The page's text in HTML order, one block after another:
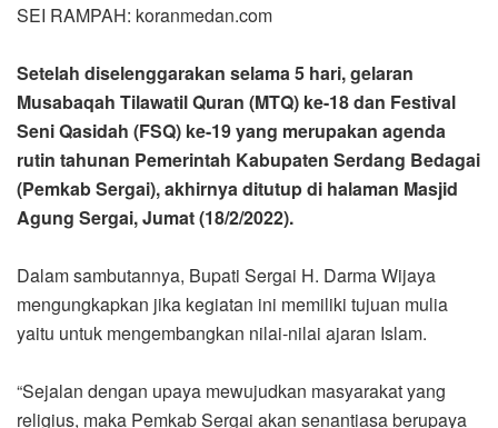
SEI RAMPAH: koranmedan.com
Setelah diselenggarakan selama 5 hari, gelaran
Musabaqah Tilawatil Quran (MTQ) ke-18 dan Festival
Seni Qasidah (FSQ) ke-19 yang merupakan agenda
rutin tahunan Pemerintah Kabupaten Serdang Bedagai
(Pemkab Sergai), akhirnya ditutup di halaman Masjid
Agung Sergai, Jumat (18/2/2022).
Dalam sambutannya, Bupati Sergai H. Darma Wijaya
mengungkapkan jika kegiatan ini memiliki tujuan mulia
yaitu untuk mengembangkan nilai-nilai ajaran Islam.
“Sejalan dengan upaya mewujudkan masyarakat yang
religius, maka Pemkab Sergai akan senantiasa berupaya